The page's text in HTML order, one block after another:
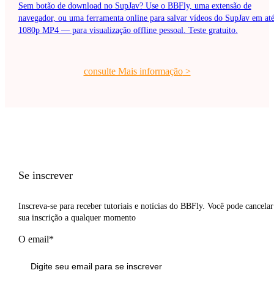
Sem botão de download no SupJav? Use o BBFly, uma extensão de
navegador, ou uma ferramenta online para salvar vídeos do SupJav em até
1080p MP4 — para visualização offline pessoal. Teste gratuito.
consulte Mais informação>
Se inscrever
Inscreva-se para receber tutoriais e notícias do BBFly. Você pode cancelar
sua inscrição a qualquer momento
O email*